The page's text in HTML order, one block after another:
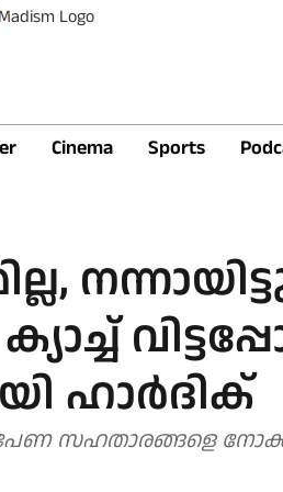
Cinema Sports
ഹാർദിക്
സഹതാരങ്ങളെ